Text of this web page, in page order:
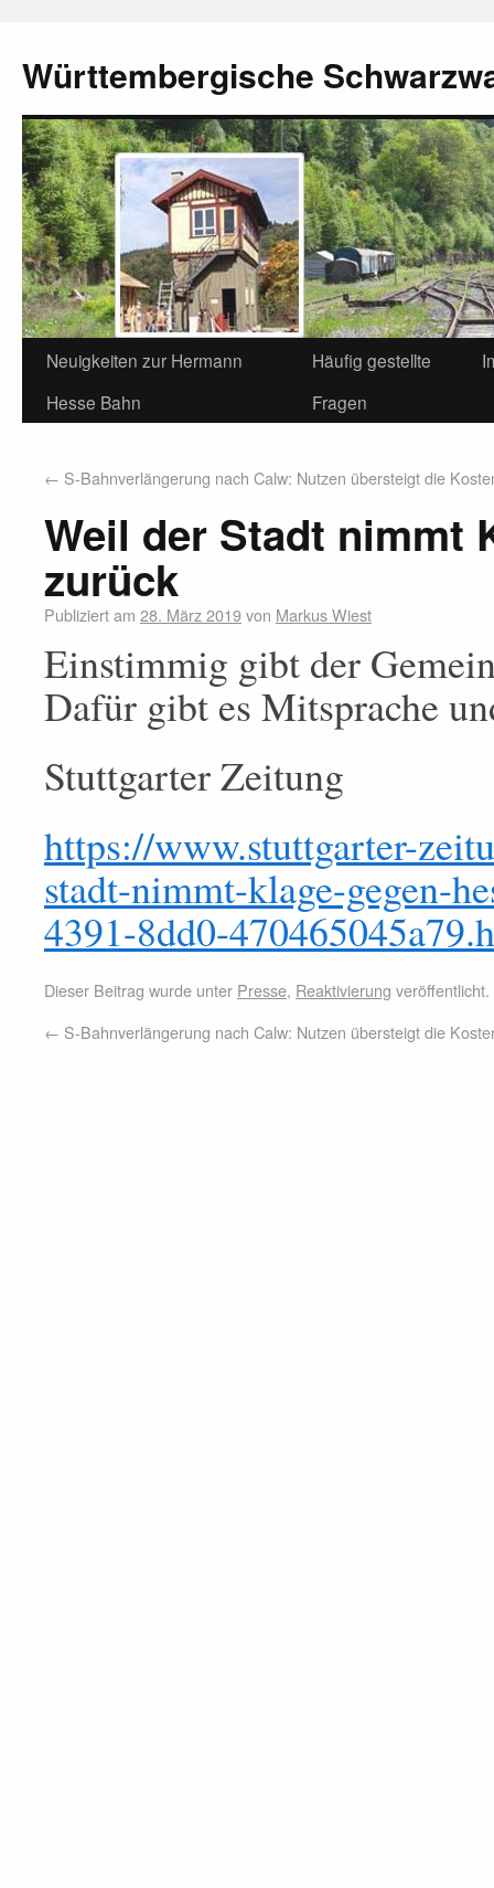
Württembergische
Neuigkeiten zur Hermann
Hesse Bahn
Häufig gestellte
Fragen
← S-Bahnverlängerung nach Calw: Nutzen übersteigt die
Weil der Stadt nimmt
zurück
Publiziert am 28. März 2019von Markus Wiest
Einstimmig gibt der
Dafür gibt es Mitsprache
Stuttgarter Zeitung
https://www.stuttgarter-
stadt-nimmt-klage-gegen-
4391-8dd0-
Dieser Beitrag wurde unter Presse, Reaktivierung
← S-Bahnverlängerung nach Calw: Nutzen übersteigt die